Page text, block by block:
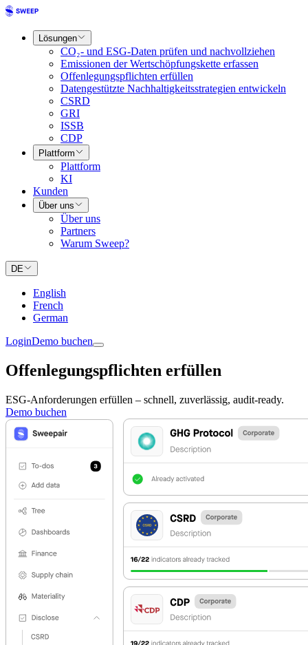
Lösungen
CO₂- und ESG-Daten prüfen und nachvollziehen
Emissionen der Wertschöpfungskette erfassen
Offenlegungspflichten erfüllen
Datengestützte Nachhaltigkeitsstrategien entwickeln
CSRD
GRI
ISSB
CDP
Plattform
Plattform
KI
Kunden
Über uns
Über uns
Partners
Warum Sweep?
DE
English
French
German
LoginDemo buchen
Offenlegungspflichten erfüllen
ESG-Anforderungen erfüllen – schnell, zuverlässig, audit-ready.
Demo buchen